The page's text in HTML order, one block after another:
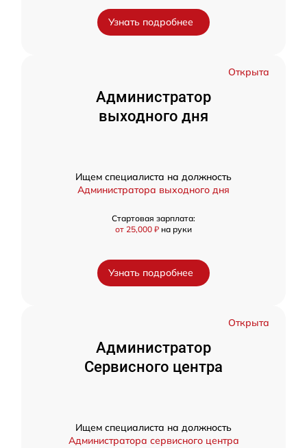
Узнать подробнее
Открыта
Администратор
выходного дня
Ищем специалиста на должность
Администратора выходного дня
Стартовая зарплата:
от 25,000 ₽ на руки
Узнать подробнее
Открыта
Администратор
Сервисного центра
Ищем специалиста на должность
Администратора сервисного центра